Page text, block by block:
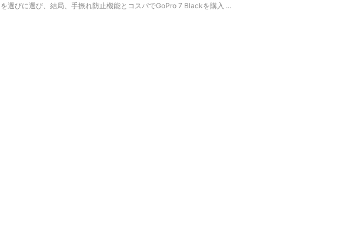
を選びに選び、結局、手振れ防止機能とコスパでGoPro 7 Blackを購入 ...